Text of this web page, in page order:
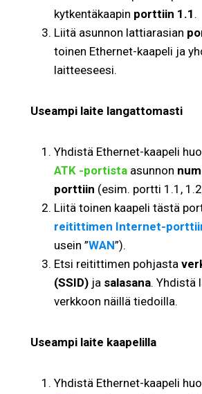
kytkentäkaapin porttiin 1.1 .
Liitä asunnon lattiarasian
toinen Ethernet-kaapeli ja
laitteeseesi.
Useampi laite langattomasti
Yhdistä Ethernet-kaapeli
ATK -portista asunnon
porttiin (esim. portti 1.1,
Liitä toinen kaapeli tästä
reitittimen Internet-
usein ”WAN”).
Etsi reitittimen pohjasta
(SSID) ja salasana. Yhdistä
verkkoon näillä tiedoilla.
Useampi laite kaapelilla
Yhdistä Ethernet-kaapeli